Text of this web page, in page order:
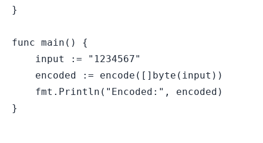
}
func main() {
    input := "1234567"
    encoded := encode([]byte(input))
    fmt.Println("Encoded:", encoded)